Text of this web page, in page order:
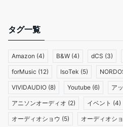
タグ一覧
Amazon (4) B&W (4) dCS (3)
forMusic (12) IsoTek (5)
VIVIDAUDIO (8) Youtube (6) ア
アニソンオーディオ (2) イベント (4)
オーディオショウ (5) オーディオシ